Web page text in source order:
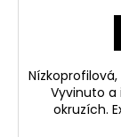
Vyvinuto
okruzích.